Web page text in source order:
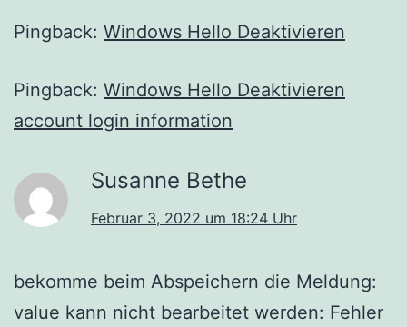
Pingback: Windows Hello Deaktivieren
Pingback: Windows Hello Deaktivieren
account login information
Susanne Bethe
Februar 3, 2022 um 18:24 Uhr
bekomme beim Abspeichern die Meldung:
value kann nicht bearbeitet werden: Fehler